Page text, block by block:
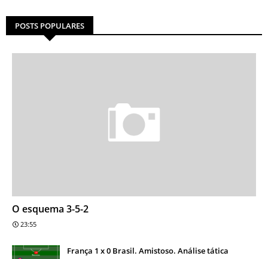
POSTS POPULARES
O esquema 3-5-2
23:55
França 1 x 0 Brasil. Amistoso. Análise tática